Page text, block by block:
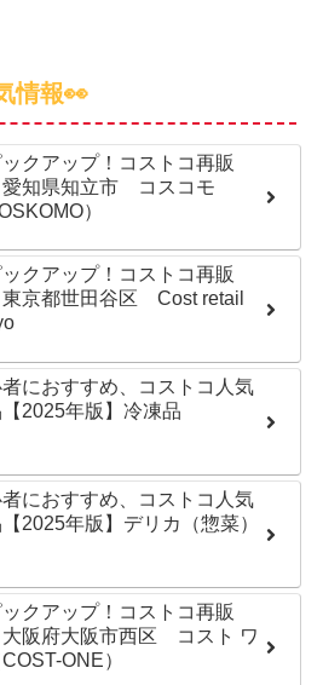
情報👀
ックアップ！コストコ再販
愛知県知立市 コスコモ
）
ックアップ！コストコ再販
東京都世田谷区 Cost retail
におすすめ、コストコ人気
2025年版】冷凍品
におすすめ、コストコ人気
2025年版】デリカ（惣菜）
ックアップ！コストコ再販
大阪府大阪市西区 コスト ワ
ONE）